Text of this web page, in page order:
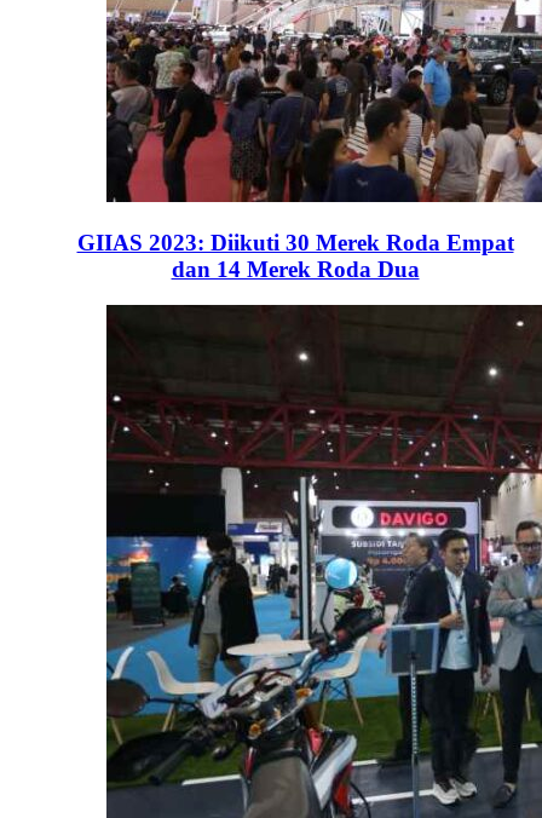
GIIAS 2023: Diikuti 30 Merek Roda Empat
dan 14 Merek Roda Dua